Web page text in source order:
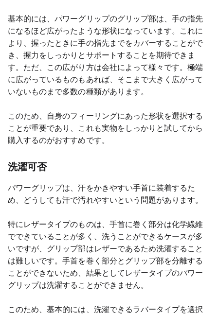
基本的には、パワーグリップのグリップ部は、手の指先
になるほど広がったような形状になっています。これに
より、握ったときに手の指先までをカバーすることがで
き、握力をしっかりとサポートすることを期待できま
す。ただ、この広がり方は会社によって様々です。極端
に広がっているものもあれば、そこまで大きく広がって
いないものまで多数の種類があります。
このため、自身のフィーリングにあった形状を選択する
ことが重要であり、これも実物をしっかりと試してから
購入するのがおすすめです。
洗濯可否
パワーグリップは、汗をかきやすい手首に装着するた
め、どうしても汗で汚れやすいという問題があります。
特にレザータイプのものは、手首に巻く部分は化学繊維
でできていることが多く、洗うことができるケースが多
いですが、グリップ部はレザーであるため洗濯すること
は難しいです。手首を巻く部分とグリップ部を分離する
ことができないため、結果としてレザータイプのパワー
グリップは洗濯することができません。
このため、基本的には、洗濯できるラバータイプを選択